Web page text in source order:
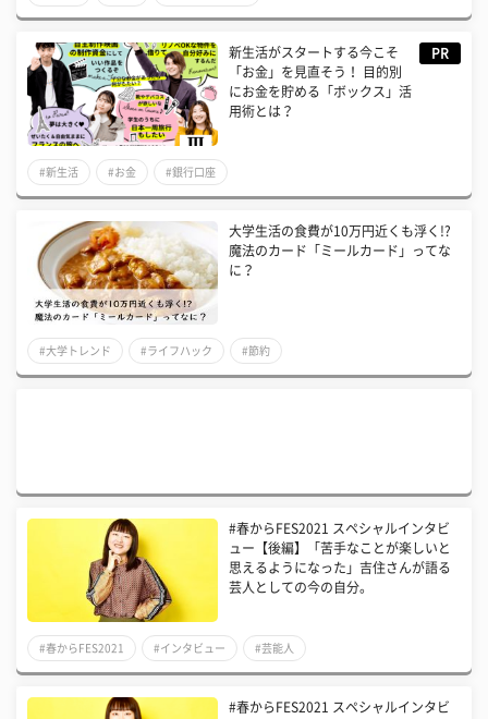
新生活がスタートする今こそ
「お金」を見直そう！ 目的別
にお金を貯める「ボックス」活
用術とは？
PR
#新生活 #お金 #銀行口座
大学生活の食費が10万円近くも浮く!?
魔法のカード「ミールカード」ってな
に？
#大学トレンド #ライフハック #節約
#春からFES2021 スペシャルインタビ
ュー【後編】「苦手なことが楽しいと
思えるようになった」吉住さんが語る
芸人としての今の自分。
#春からFES2021 #インタビュー #芸能人
#春からFES2021 スペシャルインタビ